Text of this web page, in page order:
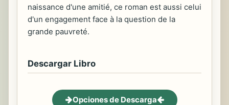
naissance d'une amitié, ce roman est aussi celui
d'un engagement face à la question de la
grande pauvreté.
Descargar Libro
Opciones de Descarga